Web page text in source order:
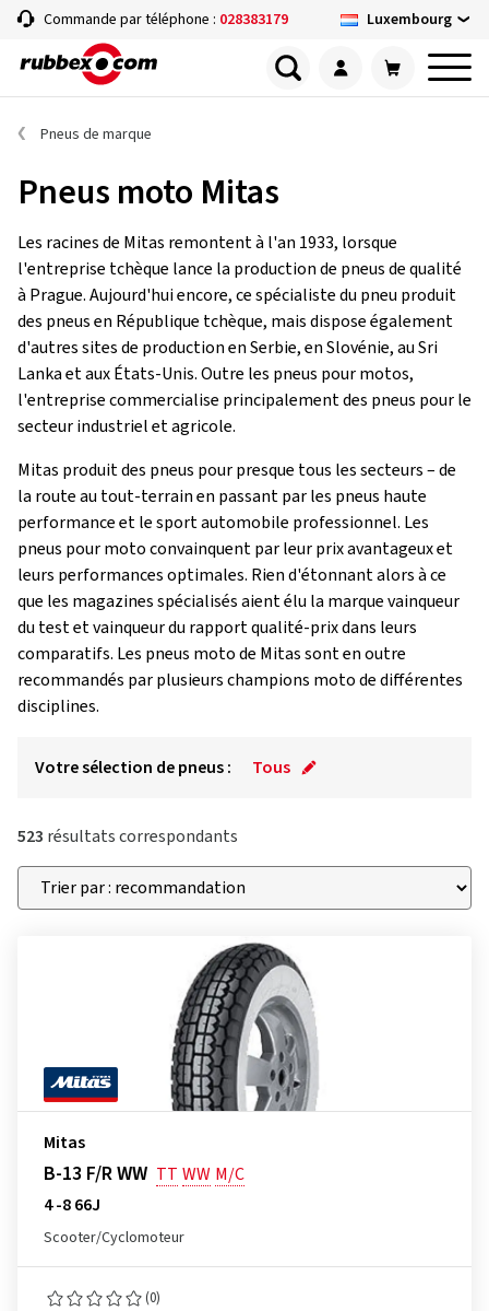
Commande par téléphone : 028383179 Luxembourg
Pneus de marque
Pneus moto Mitas
Les racines de Mitas remontent à l'an 1933, lorsque
l'entreprise tchèque lance la production de pneus de qualité
à Prague. Aujourd'hui encore, ce spécialiste du pneu produit
des pneus en République tchèque, mais dispose également
d'autres sites de production en Serbie, en Slovénie, au Sri
Lanka et aux États-Unis. Outre les pneus pour motos,
l'entreprise commercialise principalement des pneus pour le
secteur industriel et agricole.
Mitas produit des pneus pour presque tous les secteurs – de
la route au tout-terrain en passant par les pneus haute
performance et le sport automobile professionnel. Les
pneus pour moto convainquent par leur prix avantageux et
leurs performances optimales. Rien d'étonnant alors à ce
que les magazines spécialisés aient élu la marque vainqueur
du test et vainqueur du rapport qualité-prix dans leurs
comparatifs. Les pneus moto de Mitas sont en outre
recommandés par plusieurs champions moto de différentes
disciplines.
Votre sélection de pneus : Tous
523 résultats correspondants
Mitas
B-13 F/R WW TT WW M/C
4 -8 66J
Scooter/Cyclomoteur
(0)